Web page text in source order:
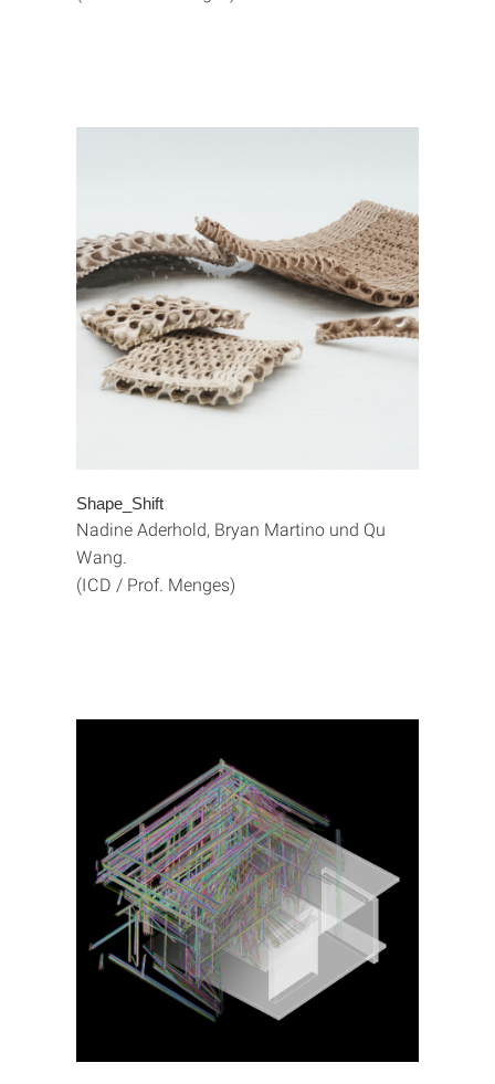
Shape_Shift
Nadine Aderhold, Bryan Martino und Qu
Wang.
(ICD / Prof. Menges)